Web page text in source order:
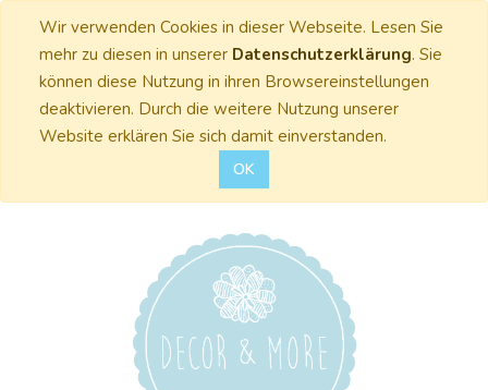
Wir verwenden Cookies in dieser Webseite. Lesen Sie
mehr zu diesen in unserer Datenschutzerklärung. Sie
können diese Nutzung in ihren Browsereinstellungen
deaktivieren. Durch die weitere Nutzung unserer
Website erklären Sie sich damit einverstanden.
OK